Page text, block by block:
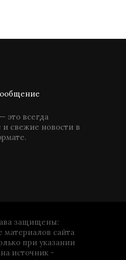
это всегда
и свежие новости в
защищены:
материалов сайта
при указании
источник -